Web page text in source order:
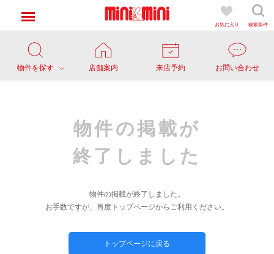
お気に入り 検索条件
物件を探す 店舗案内 来店予約 お問い合わせ
物件の掲載が
終了しました
物件の掲載が終了しました。
お手数ですが、再度トップページからご利用ください。
トップページに戻る